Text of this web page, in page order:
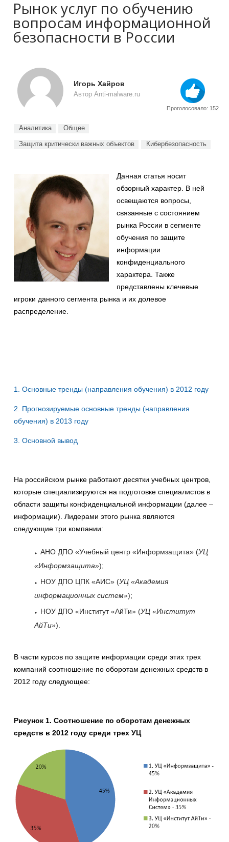
Рынок услуг по обучению
вопросам информационной
безопасности в России
Игорь Хайров
Автор Anti-malware.ru
Проголосовало: 152
Аналитика Общее
Защита критически важных объектов Кибербезопасность
Данная статья носит
обзорный характер. В ней
освещаются вопросы,
связанные с состоянием
рынка России в сегменте
обучения по защите
информации
конфиденциального
характера. Также
представлены клечевые
игроки данного сегмента рынка и их долевое
распределение.
1. Основные тренды (направления обучения) в 2012 году
2. Прогнозируемые основные тренды (направления
обучения) в 2013 году
3. Основной вывод
На российском рынке работают десятки учебных центров,
которые специализируются на подготовке специалистов в
области защиты конфиденциальной информации (далее –
информации). Лидерами этого рынка являются
следующие три компании:
АНО ДПО «Учебный центр «Информзащита» (УЦ
«Информзащита»);
НОУ ДПО ЦПК «АИС» (УЦ «Академия
информационных систем»);
НОУ ДПО «Институт «АйТи» (УЦ «Институт
АйТи»).
В части курсов по защите информации среди этих трех
компаний соотношение по оборотам денежных средств в
2012 году следующее:
Рисунок 1. Соотношение по оборотам денежных
средств в 2012 году среди трех УЦ